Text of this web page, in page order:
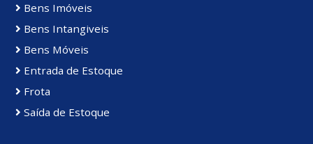
Bens Imóveis
Bens Intangiveis
Bens Móveis
Entrada de Estoque
Frota
Saída de Estoque